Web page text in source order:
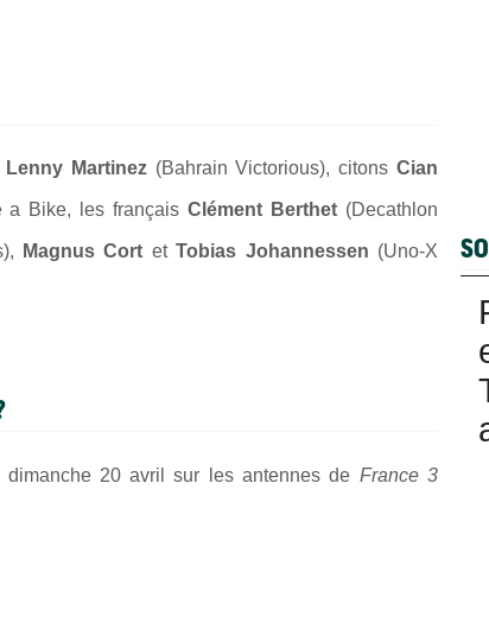
Lenny Martinez (Bahrain Victorious), citonsCian
a Bike, les françaisClément Berthet (Decathlon
Magnus Cort etTobias Johannessen (Uno-X
20 avril sur les antennes de France 3